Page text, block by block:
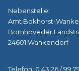
Nebenstelle:
Amt Bokhorst-
Bornhöveder
24601 Wankendorf
Telefon: 0 43 26 / 99